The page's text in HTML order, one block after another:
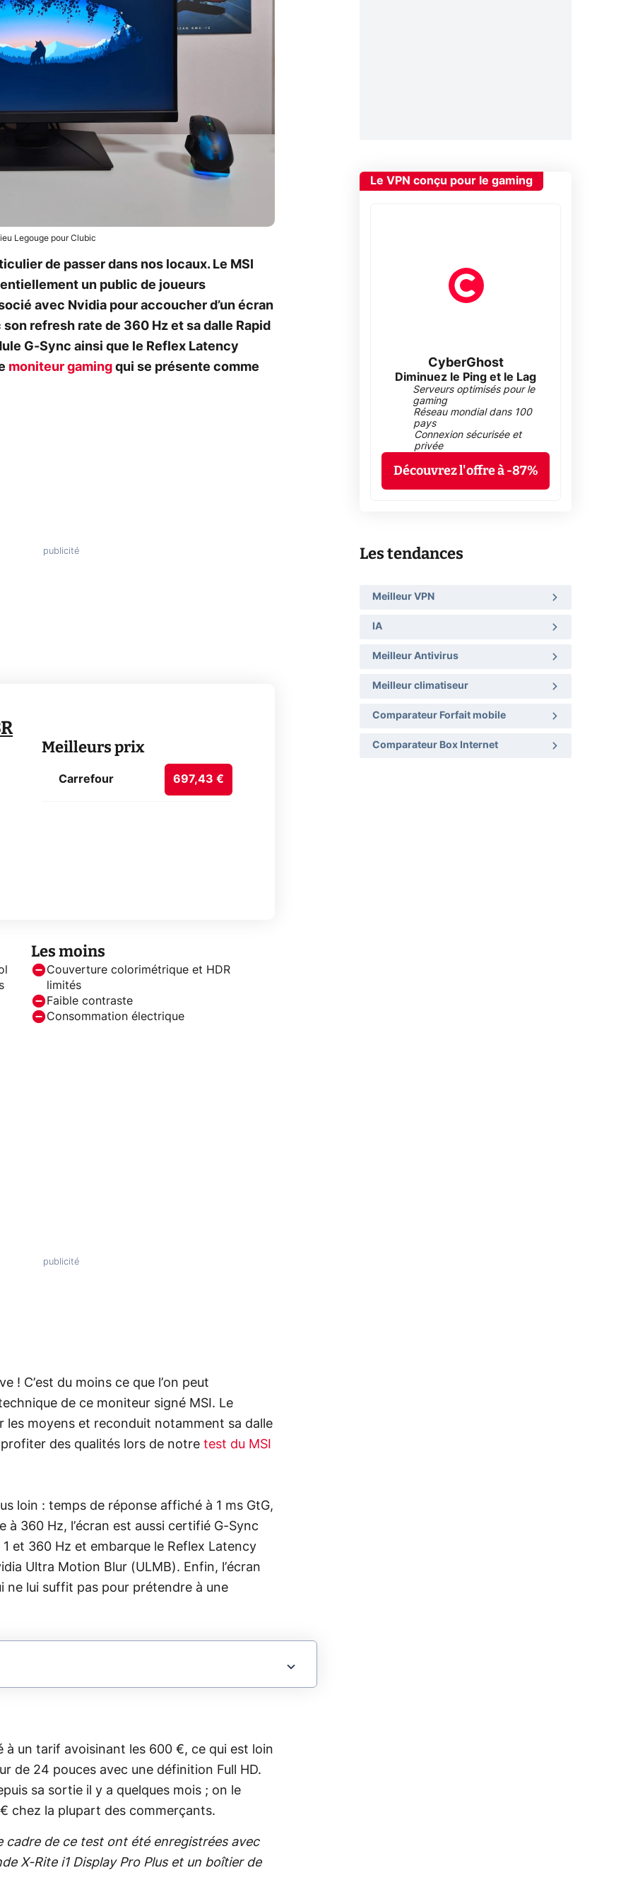
Legouge pour Clubic
de passer dans nos locaux. Le MSI
un public de joueurs
avec Nvidia pour accoucher d’un écran
refresh rate de 360 Hz et sa dalle Rapid
G-Sync ainsi que le Reflex Latency
moniteur gaming qui se présente comme
Meilleurs prix
Carrefour 697,43 €
Les moins
Couverture colorimétrique et HDR
limités
Faible contraste
Consommation électrique
! C’est du moins ce que l’on peut
de ce moniteur signé MSI. Le
les moyens et reconduit notamment sa dalle
des qualités lors de notre test du MSI
loin : temps de réponse affiché à 1 ms GtG,
360 Hz, l’écran est aussi certifié G-Sync
et 360 Hz et embarque le Reflex Latency
Ultra Motion Blur (ULMB). Enfin, l’écran
ne lui suffit pas pour prétendre à une
à un tarif avoisinant les 600 €, ce qui est loin
de 24 pouces avec une définition Full HD.
sa sortie il y a quelques mois ; on le
chez la plupart des commerçants.
cadre de ce test ont été enregistrées avec
X-Rite i1 Display Pro Plus et un boîtier de
Le VPN conçu pour le gaming
CyberGhost
Diminuez le Ping et le Lag
Serveurs optimisés pour le
gaming
Réseau mondial dans 100
pays
Connexion sécurisée et
privée
Découvrez l'offre à -87%
Les tendances
Meilleur VPN
IA
Meilleur Antivirus
Meilleur climatiseur
Comparateur Forfait mobile
Comparateur Box Internet